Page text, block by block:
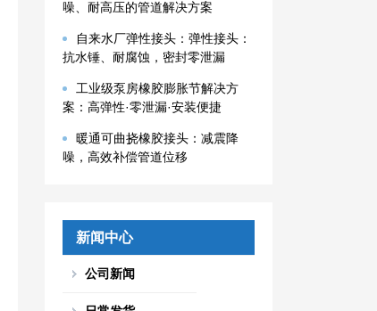
噪、耐高压的管道解决方案
自来水厂弹性接头：弹性接头：
抗水锤、耐腐蚀，密封零泄漏
工业级泵房橡胶膨胀节解决方
案：高弹性·零泄漏·安装便捷
暖通可曲挠橡胶接头：减震降
噪，高效补偿管道位移
新闻中心
公司新闻